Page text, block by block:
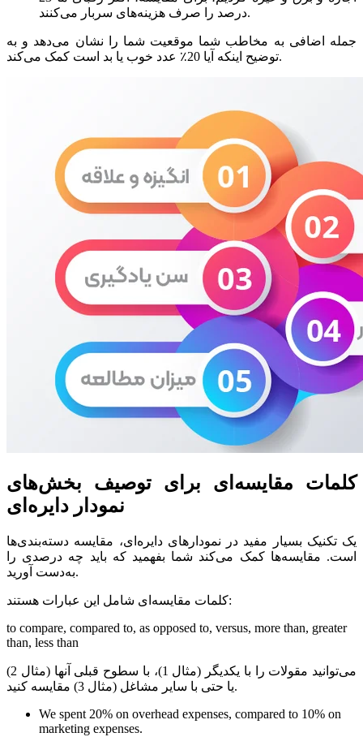
درصد را صرف هزینه‌های سربار می‌کنند.
جمله اضافی به مخاطب شما موقعیت شما را نشان می‌دهد و به
توضیح اینکه آیا 20٪ عدد خوب یا بد است کمک می‌کند.
کلمات مقایسه‌ای برای توصیف بخش‌های
نمودار دایره‌ای
یک تکنیک بسیار مفید در نمودارهای دایره‌ای، مقایسه دسته‌بندی‌ها
است. مقایسه‌ها کمک می‌کند شما بفهمید که باید چه درصدی را
به‌دست آورید.
کلمات مقایسه‌ای شامل این عبارات هستند:
to compare, compared to, as opposed to, versus, more than, greater
than, less than
می‌توانید مقولات را با یکدیگر (مثال 1)، با سطوح قبلی آنها (مثال 2)
یا حتی با سایر مشاغل (مثال 3) مقایسه کنید.
We spent 20% on overhead expenses, compared to 10% on
marketing expenses.